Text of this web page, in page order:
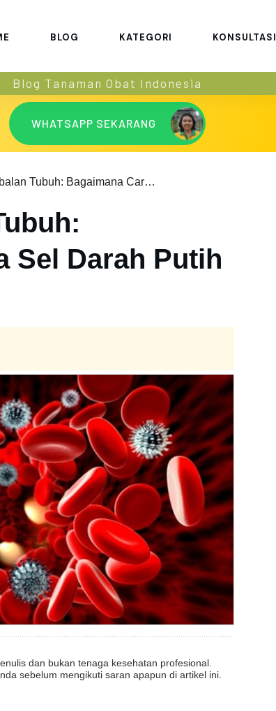
BLOG KATEGORI KONSULTASI
Blog Tanaman Obat Indonesia
WHATSAPP SEKARANG
Sistem Kekebalan Tubuh: Bagaimana Caranya Sel Darah Putih Melindungi Anda?
Sel Darah Putih
dan bukan tenaga kesehatan profesional.
sebelum mengikuti saran apapun di artikel ini.